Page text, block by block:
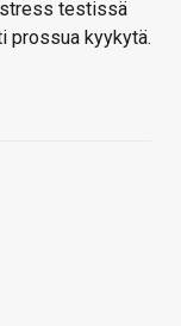
stress testissä
prossua kyykytä.